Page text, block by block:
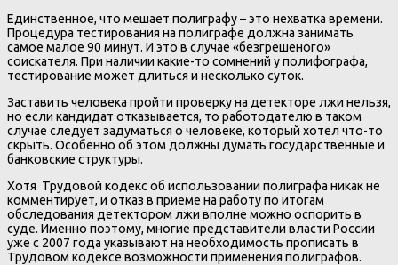
Единственное, что мешает полиграфу – это нехватка времени.
Процедура тестирования на полиграфе должна занимать
самое малое 90 минут. И это в случае «безгрешеного»
соискателя. При наличии какие-то сомнений у полифографа,
тестирование может длиться и несколько суток.
Заставить человека пройти проверку на детекторе лжи нельзя,
но если кандидат отказывается, то работодателю в таком
случае следует задуматься о человеке, который хотел что-то
скрыть. Особенно об этом должны думать государственные и
банковские структуры.
Хотя Трудовой кодекс об использовании полиграфа никак не
комментирует, и отказ в приеме на работу по итогам
обследования детектором лжи вполне можно оспорить в
суде. Именно поэтому, многие представители власти России
уже с 2007 года указывают на необходимость прописать в
Трудовом кодексе возможности применения полиграфов.